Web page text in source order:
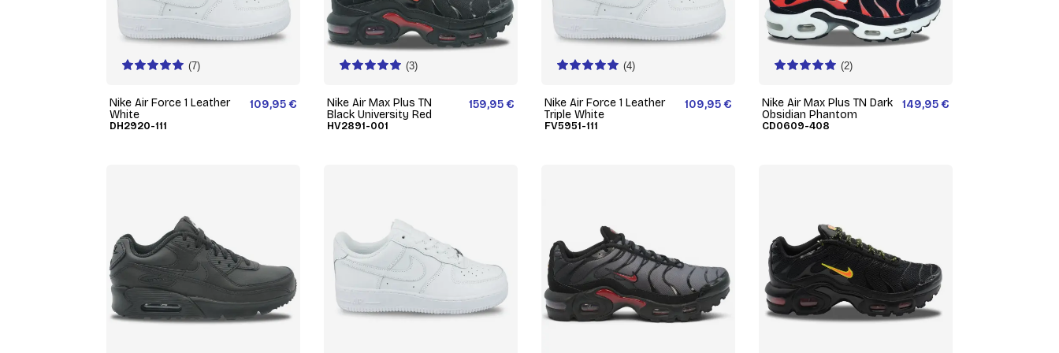
(7)
Nike Air Force 1 Leather
White
DH2920-111
109,95 €
(3)
Nike Air Max Plus TN
Black University Red
HV2891-001
159,95 €
(4)
Nike Air Force 1 Leather
Triple White
FV5951-111
109,95 €
(2)
Nike Air Max Plus TN Dark
Obsidian Phantom
CD0609-408
149,95 €